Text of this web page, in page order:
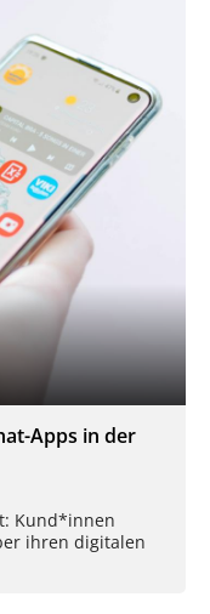
Apps in der
Kund*innen
ihren digitalen